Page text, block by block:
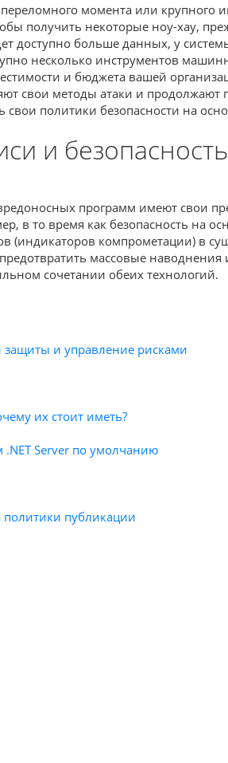
момента или
получить некоторые ноу-хау,
доступно больше данных, у
несколько инструментов
и бюджета вашей
свои методы атаки и
политики безопасности на
и
программ имеют свои
в то время как безопасность на
(индикаторов компрометации) в
массовые наводнения
сочетании обеих технологий.
защиты и управление рисками
их стоит иметь?
Server по умолчанию
политики публикации